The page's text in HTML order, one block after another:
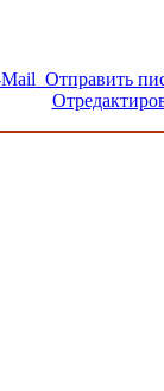
Отправить